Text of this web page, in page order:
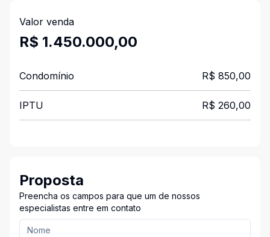
Valor venda
R$ 1.450.000,00
Condomínio R$ 850,00
IPTU R$ 260,00
Proposta
Preencha os campos para que um de nossos
especialistas entre em contato